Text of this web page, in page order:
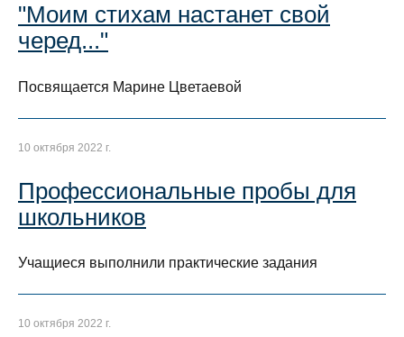
"Моим стихам настанет свой
черед..."
Посвящается Марине Цветаевой
10 октября 2022 г.
Профессиональные пробы для
школьников
Учащиеся выполнили практические задания
10 октября 2022 г.